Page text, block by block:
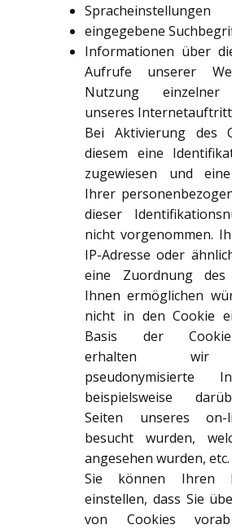
Spracheinstellungen
eingegebene
Informationen über
Aufrufe unserer
Nutzung einzelner
unseres
Bei Aktivierung des
diesem eine
zugewiesen und
Ihrer
dieser
nicht vorgenommen.
IP-Adresse oder
eine Zuordnung
Ihnen ermöglichen
nicht in den Cookie
Basis der Cookie-
erhalten wir
pseudonymisierte
beispielsweise
Seiten unseres on-
besucht wurden,
angesehen wurden, etc.
Sie können Ihren
einstellen, dass Sie
von Cookies